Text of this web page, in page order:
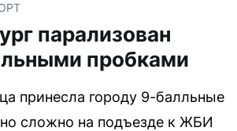
парализован
пробками
принесла городу 9-балльные
сложно на подъезде к ЖБИ